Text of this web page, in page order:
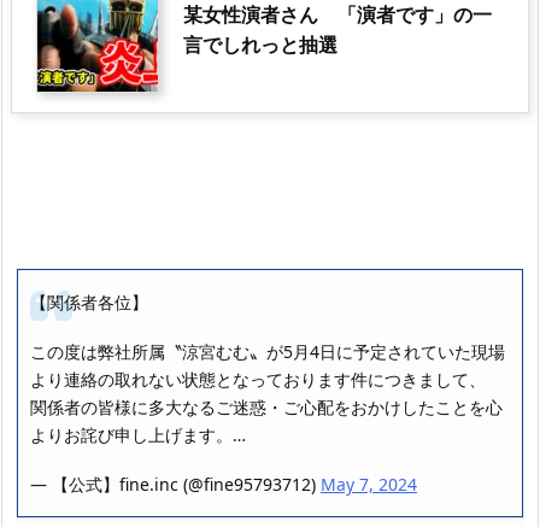
某女性演者さん 「演者です」の一
言でしれっと抽選
【関係者各位】
この度は弊社所属〝涼宮むむ〟が5月4日に予定されていた現場
より連絡の取れない状態となっております件につきまして、
関係者の皆様に多大なるご迷惑・ご心配をおかけしたことを心
よりお詫び申し上げます。…
— 【公式】fine.inc (@fine95793712) May 7, 2024